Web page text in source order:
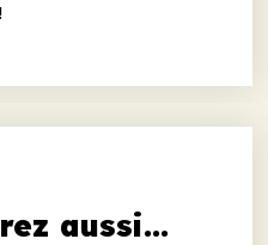
!
aussi...